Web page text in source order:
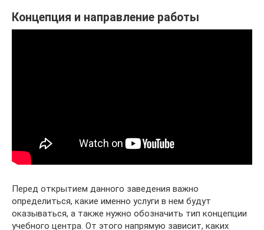
Концепция и направление работы
Перед открытием данного заведения важно
определиться, какие именно услуги в нем будут
оказываться, а также нужно обозначить тип концепции
учебного центра. От этого напрямую зависит, каких